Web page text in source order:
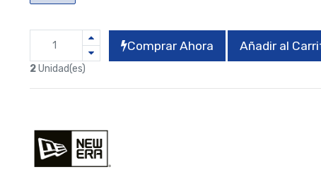
Comprar Ahora Añadir al
2Unidad(es)